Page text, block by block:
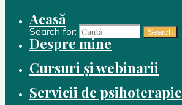
Search for: Search
Acasă
Despre mine
Cursuri și webinarii
Servicii de psihoterapie